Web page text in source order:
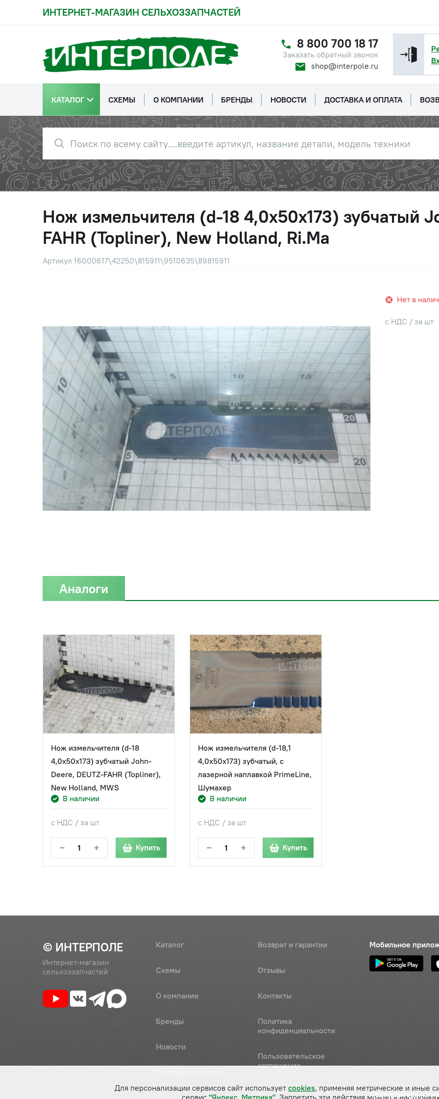
ИНТЕРНЕТ-МАГАЗИН СЕЛЬХОЗЗАПЧАСТЕЙ
8 800 700 18 17
Заказать обратный звонок
shop@interpole.ru
КАТАЛОГ СХЕМЫ О КОМПАНИИ БРЕНДЫ НОВОСТИ ДОСТАВКА И ОПЛАТА
Нож измельчителя (d-18 4,0х50х173) зубчатый
FAHR (Topliner), New Holland, Ri.Ma
Артикул 16000617\42250\815911\9510635\89815911
Нет в
с НДС / за шт
Аналоги
Нож измельчителя (d-18
4,0х50х173) зубчатый John-
Deere, DEUTZ-FAHR (Topliner),
New Holland, MWS
В наличии
с НДС / за шт
− + Купить
Нож измельчителя (d-18,1
4,0х50х173) зубчатый, с
лазерной наплавкой PrimeLine,
Шумахер
В наличии
с НДС / за шт
− + Купить
© ИНТЕРПОЛЕ
Интернет-магазин
сельхоззапчастей
Каталог
Схемы
О компании
Бренды
Новости
Возврат и гарантии
Отзывы
Контакты
Политика
конфиденциальности
Пользовательское
соглашение
Мобильное
Подпишитесь на
Для персонализации сервисов сайт использует cookies, применяя метрические и иные
сервис "Яндекс. Метрика". Запретить эти действия можно в